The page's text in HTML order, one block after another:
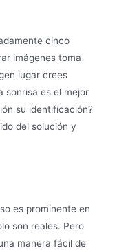
cinco
imágenes toma
lugar crees
sonrisa es el mejor
su identificación?
del solución y
es prominente en
son reales. Pero
manera fácil de